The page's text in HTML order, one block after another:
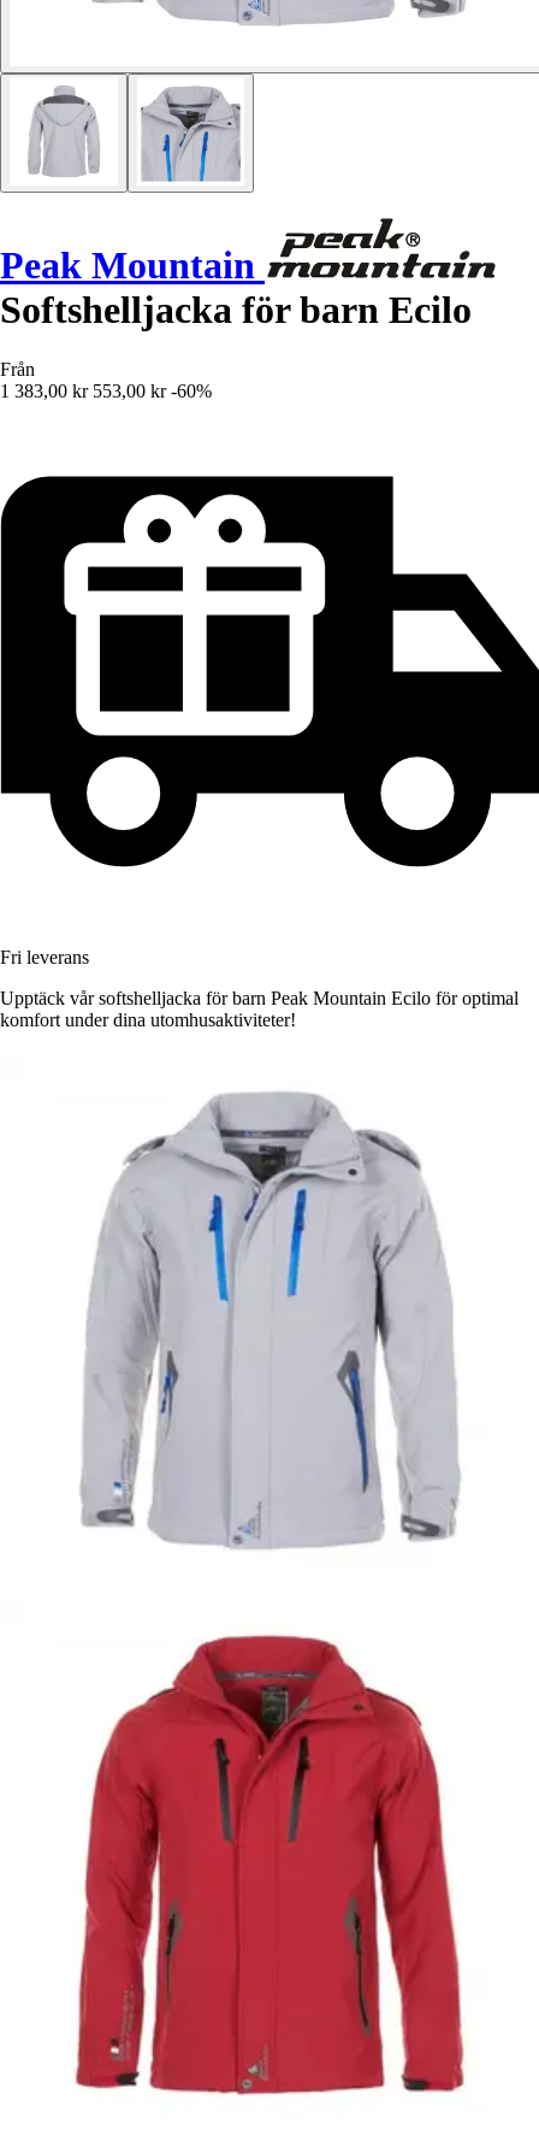
Peak Mountain
Softshelljacka för barn Ecilo
Från
1 383,00 kr 553,00 kr -60%
Fri leverans
Upptäck vår softshelljacka för barn Peak Mountain Ecilo för optimal
komfort under dina utomhusaktiviteter!